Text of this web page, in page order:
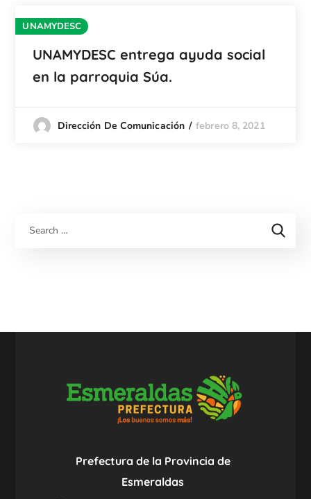
UNAMYDESC
UNAMYDESC entrega ayuda social
en la parroquia Súa.
Dirección De Comunicación febrero 8, 2021
Prefectura de la Provincia de
Esmeraldas